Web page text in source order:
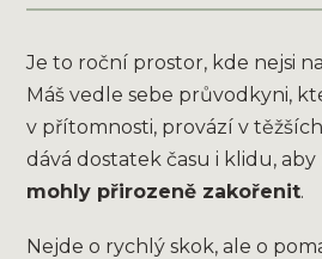
Je to roční prostor, kde nejsi
Máš vedle sebe průvodkyni,
v přítomnosti, provází v
dává dostatek času i klidu, aby
mohly přirozeně zakořenit.
Nejde o rychlý skok, ale o